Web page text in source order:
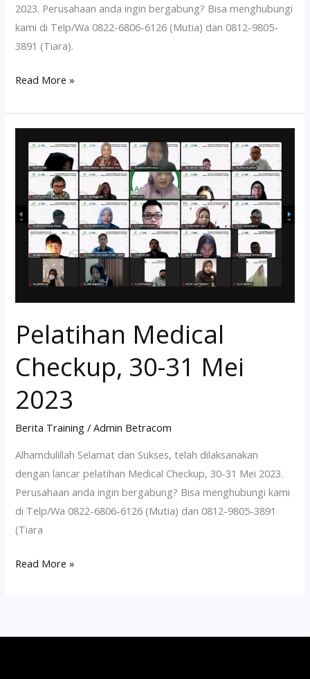
2023. Perusahaan anda ingin bergabung? Bisa menghubungi
kami di Telp/Wa 0822-6806-6126 (Mutia) dan 0812-9805-
3891 (Tiara).
Read More »
Pelatihan Medical
Checkup, 30-31 Mei
2023
Berita Training /Admin Betracom
Alhamdulillah Selamat dan Sukses, telah dilaksanakan
dengan lancar pelatihan Medical Checkup, 30-31 Mei 2023.
Perusahaan anda ingin bergabung? Bisa menghubungi kami
di Telp/Wa 0822-6806-6126 (Mutia) dan 0812-9805-3891
(Tiara
Medical
Checkup,
30-
31
Mei
2023
Read More »